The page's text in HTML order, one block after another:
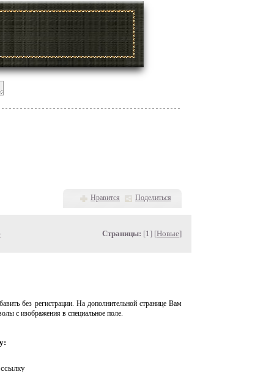
Нравится Поделиться
Страницы: [1] [Новые]
без регистрации. На дополнительной странице Вам
с изображения в специальное поле.